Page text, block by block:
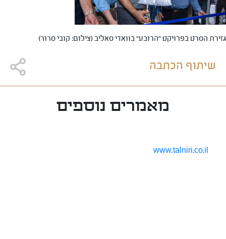
גזירת הסרט בפרויקט "הרובע" בוואדי סאליב (צילום: קובי סרור)
שיתוף הכתבה
מאמרים נוספים
www.talniri.co.il